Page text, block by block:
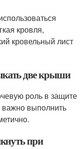
кровля,
кровельный лист
две крыши
роль в защите
важно выполнить
при